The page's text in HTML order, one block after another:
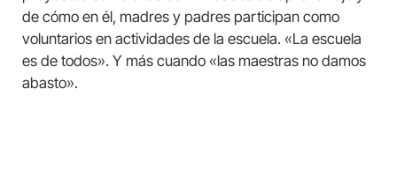
de cómo en él, madres y padres participan como
voluntarios en actividades de la escuela. «La escuela
es de todos». Y más cuando «las maestras no damos
abasto».